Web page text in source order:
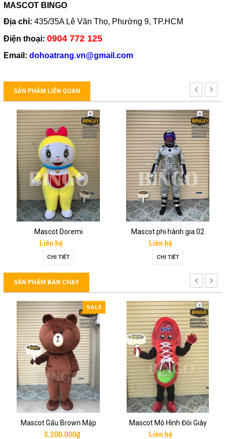
MASCOT BINGO
Địa chỉ: 435/35A Lê Văn Thọ, Phường 9, TP.HCM
Điện thoại: 0904 772 125
Email: dohoatrang.vn@gmail.com
SẢN PHẨM LIÊN QUAN
Mascot Doremi
Liên hệ
CHI TIẾT
Mascot phi hành gia 02
Liên hệ
CHI TIẾT
SẢN PHẨM BÁN CHẠY
SALE
Mascot Gấu Brown Mập
3.200.000₫
Mascot Mô Hình Đôi Giày
Liên hệ